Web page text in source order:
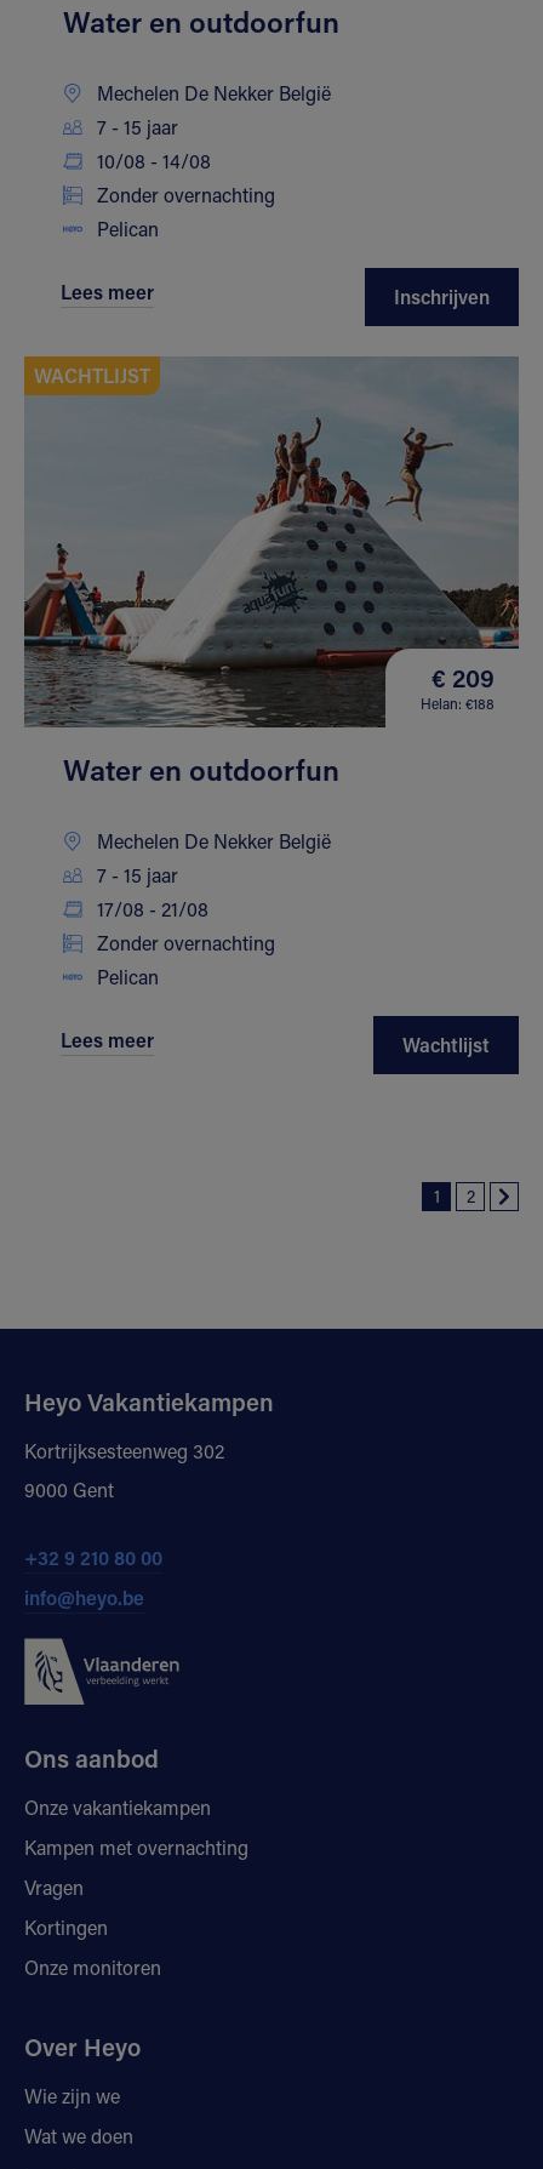
Water en outdoorfun
Mechelen De Nekker België
7 - 15 jaar
10/08 - 14/08
Zonder overnachting
Pelican
Lees meer Inschrijven
WACHTLIJST
€ 209
Helan: €188
Water en outdoorfun
Mechelen De Nekker België
7 - 15 jaar
17/08 - 21/08
Zonder overnachting
Pelican
Lees meer Wachtlijst
1 2
Heyo Vakantiekampen
Kortrijksesteenweg 302
9000 Gent
+32 9 210 80 00
info@heyo.be
Ons aanbod
Onze vakantiekampen
Kampen met overnachting
Vragen
Kortingen
Onze monitoren
Over Heyo
Wie zijn we
Wat we doen